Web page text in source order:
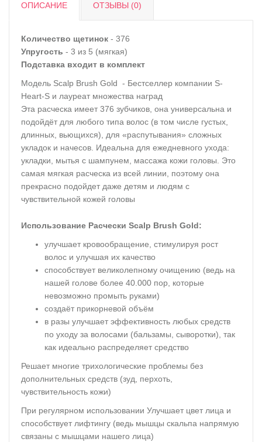
ОПИСАНИЕ ОТЗЫВЫ (0)
Количество щетинок - 376
Упругость - 3 из 5 (мягкая)
Подставка входит в комплект
Модель Scalp Brush Gold - Бестселлер компании S-
Heart-S и лауреат множества наград
Эта расческа имеет 376 зубчиков, она универсальна и
подойдёт для любого типа волос (в том числе густых,
длинных, вьющихся), для «распутывания» сложных
укладок и начесов. Идеальна для ежедневного ухода:
укладки, мытья с шампунем, массажа кожи головы. Это
самая мягкая расческа из всей линии, поэтому она
прекрасно подойдет даже детям и людям с
чувствительной кожей головы
Использование Расчески Scalp Brush Gold:
улучшает кровообращение, стимулируя рост
волос и улучшая их качество
способствует великолепному очищению (ведь на
нашей голове более 40.000 пор, которые
невозможно промыть руками)
создаёт прикорневой объём
в разы улучшает эффективность любых средств
по уходу за волосами (бальзамы, сыворотки), так
как идеально распределяет средство
Решает многие трихологические проблемы без
дополнительных средств (зуд, перхоть,
чувствительность кожи)
При регулярном использовании Улучшает цвет лица и
способствует лифтингу (ведь мышцы скальпа напрямую
связаны с мышцами нашего лица)